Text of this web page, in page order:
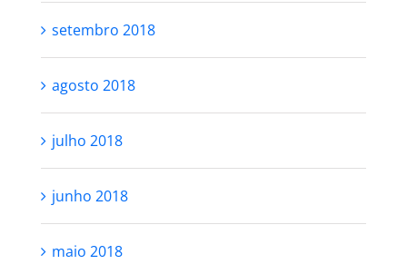
setembro 2018
agosto 2018
julho 2018
junho 2018
maio 2018